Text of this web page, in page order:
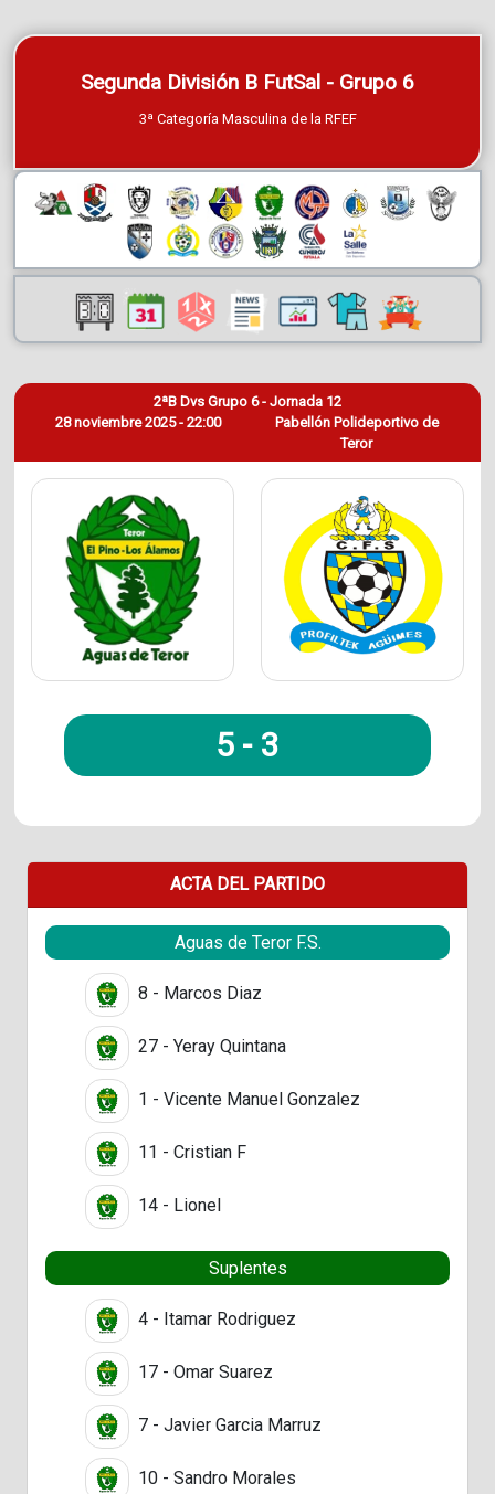
Segunda División B FutSal - Grupo 6
3ª Categoría Masculina de la RFEF
28 noviembre 2025 - 22:00
2ªB Dvs Grupo 6 - Jornada 12
Pabellón Polideportivo de
Teror
5 - 3
ACTA DEL PARTIDO
Aguas de Teror F.S.
8 - Marcos Diaz
27 - Yeray Quintana
1 - Vicente Manuel Gonzalez
11 - Cristian F
14 - Lionel
Suplentes
4 - Itamar Rodriguez
17 - Omar Suarez
7 - Javier Garcia Marruz
10 - Sandro Morales